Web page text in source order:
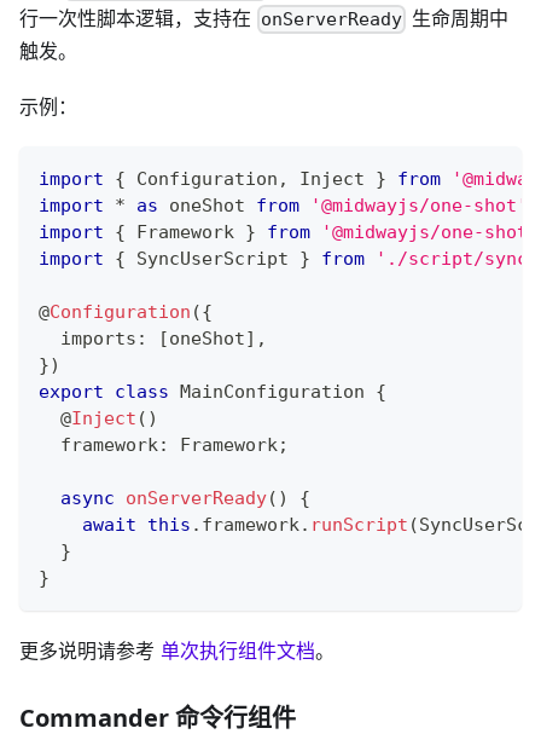
行一次性脚本逻辑，支持在 onServerReady 生命周期中
触发。
示例：
import { Configuration , Inject } from
import
* as oneShot from '@midwayjs/one-shot'
import
{ Framework } from '@midwayjs/one-shot'
import
{ SyncUserScript } from './script/
@Configuration ({
  imports
: [oneShot] ,
})
export
class MainConfiguration
{
@Inject ( )
  framework
: Framework;
async onServerReady( )
{
await
this . framework. runScript (
}
}
更多说明请参考 单次执行组件文档。
Commander 命令行组件